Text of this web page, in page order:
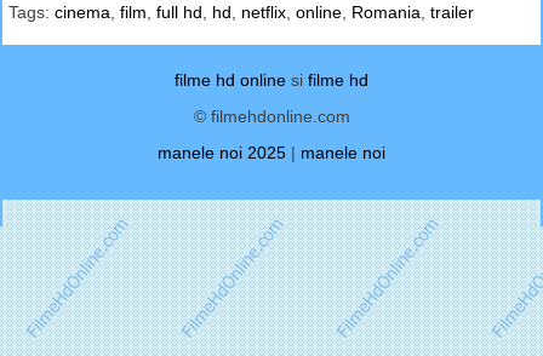
Tags: cinema film full hd hd netflix online Romania trailer
filme hd online si filme hd
© filmehdonline.com
manele noi 2025 | manele noi